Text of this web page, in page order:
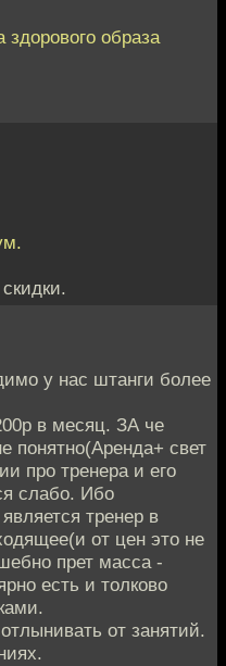
образа
у нас штанги более
в месяц. ЗА че
понятно(Аренда+ свет
про тренера и его
слабо. Ибо
тренер в
от цен это не
прет масса -
есть и толково
от занятий.